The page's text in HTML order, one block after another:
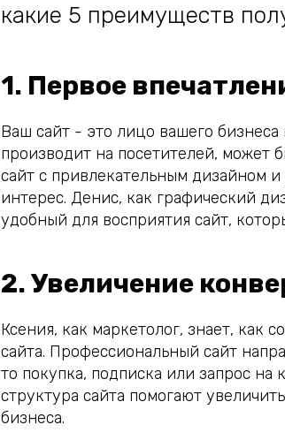
какие 5 преимуществ
1. Первое
Ваш сайт - это лицо вашего
производит на посетителей,
сайт с привлекательным дизайном
интерес. Денис, как графический
удобный для восприятия сайт,
2. Увеличение
Ксения, как маркетолог, знает, как
сайта. Профессиональный сайт
то покупка, подписка или запрос
структура сайта помогают
бизнеса.